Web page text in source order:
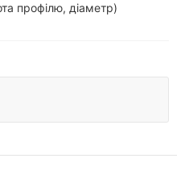
профілю, діаметр)